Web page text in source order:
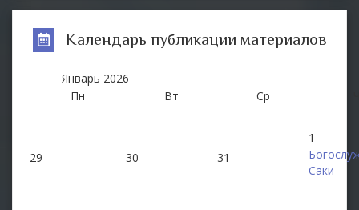
Календарь публикации материалов
Январь 2026
Пн
Вт Ср
29 30 31
1
Саки